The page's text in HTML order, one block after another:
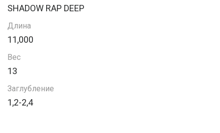
SHADOW RAP DEEP
Длина
11,000
Вес
13
Заглубление
1,2-2,4